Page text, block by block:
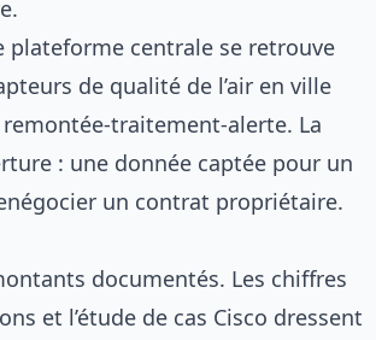
plateforme centrale se retrouve
de qualité de l’air en ville
traitement-alerte. La
: une donnée captée pour un
un contrat propriétaire.
documentés. Les chiffres
et l’étude de cas Cisco dressent